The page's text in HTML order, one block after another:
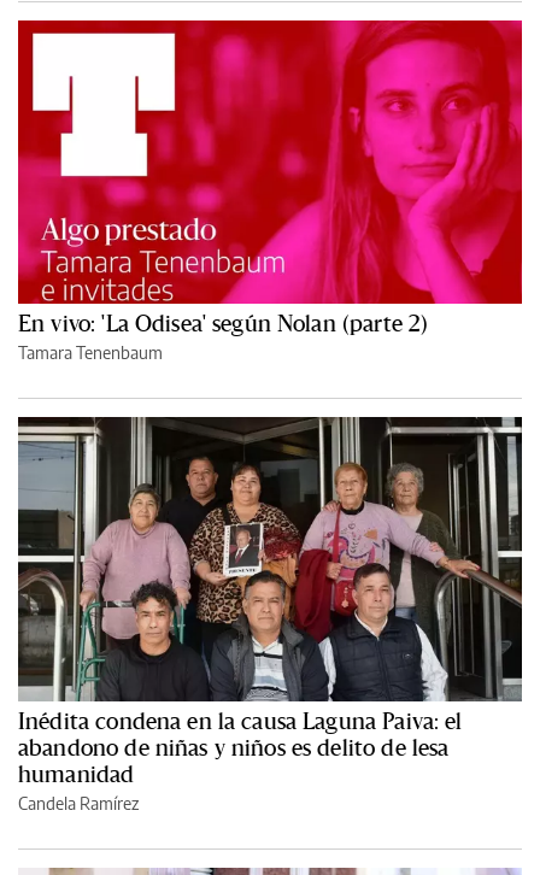
En vivo: 'La Odisea' según Nolan (parte 2)
Tamara Tenenbaum
Inédita condena en la causa Laguna Paiva: el
abandono de niñas y niños es delito de lesa
humanidad
Candela Ramírez